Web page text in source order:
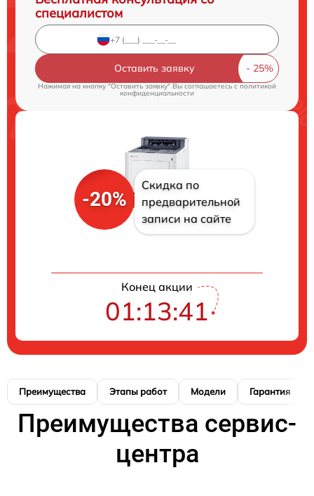
специалистом
Оставить заявку
Нажимая на кнопку "Оставить заявку" Вы соглашаетесь cполитикой
конфиденциальности
-20%
Скидка по
предварительной
записи на сайте
Конец акции
01:13:40
Преимущества Этапы работ Модели Гарантия
Преимущества сервис-
центра